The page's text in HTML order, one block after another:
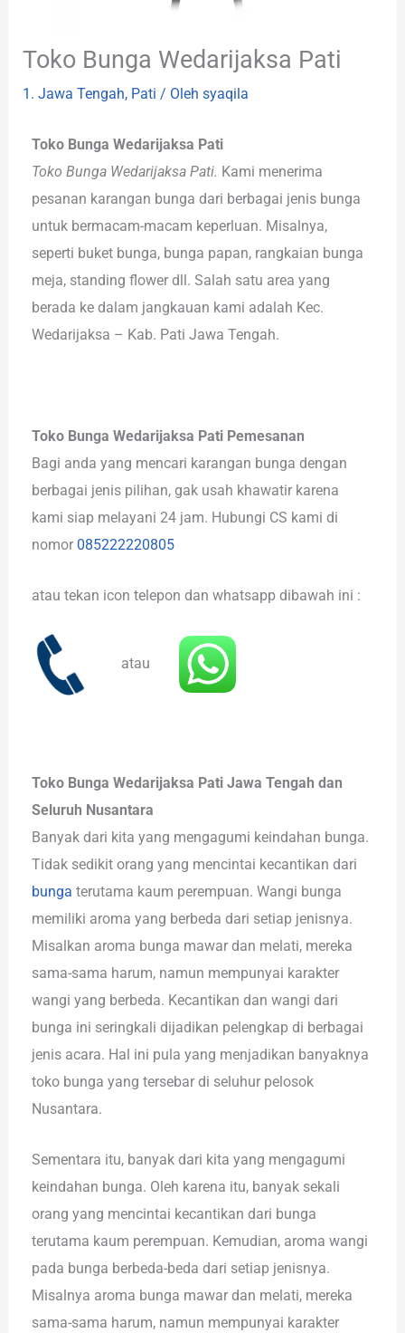
Toko Bunga Wedarijaksa Pati
1. Jawa Tengah, Pati / Olehsyaqila
Toko Bunga Wedarijaksa Pati
Toko Bunga Wedarijaksa Pati. Kami menerima
pesanan karangan bunga dari berbagai jenis bunga
untuk bermacam-macam keperluan. Misalnya,
seperti buket bunga, bunga papan, rangkaian bunga
meja, standing flower dll. Salah satu area yang
berada ke dalam jangkauan kami adalah Kec.
Wedarijaksa – Kab. Pati Jawa Tengah.
Toko Bunga Wedarijaksa Pati Pemesanan
Bagi anda yang mencari karangan bunga dengan
berbagai jenis pilihan, gak usah khawatir karena
kami siap melayani 24 jam. Hubungi CS kami di
nomor 085222220805
atau tekan icon telepon dan whatsapp dibawah ini :
atau
Toko Bunga Wedarijaksa Pati Jawa Tengah dan
Seluruh Nusantara
Banyak dari kita yang mengagumi keindahan bunga.
Tidak sedikit orang yang mencintai kecantikan dari
bunga terutama kaum perempuan. Wangi bunga
memiliki aroma yang berbeda dari setiap jenisnya.
Misalkan aroma bunga mawar dan melati, mereka
sama-sama harum, namun mempunyai karakter
wangi yang berbeda. Kecantikan dan wangi dari
bunga ini seringkali dijadikan pelengkap di berbagai
jenis acara. Hal ini pula yang menjadikan banyaknya
toko bunga yang tersebar di seluhur pelosok
Nusantara.
Sementara itu, banyak dari kita yang mengagumi
keindahan bunga. Oleh karena itu, banyak sekali
orang yang mencintai kecantikan dari bunga
terutama kaum perempuan. Kemudian, aroma wangi
pada bunga berbeda-beda dari setiap jenisnya.
Misalnya aroma bunga mawar dan melati, mereka
sama-sama harum, namun mempunyai karakter